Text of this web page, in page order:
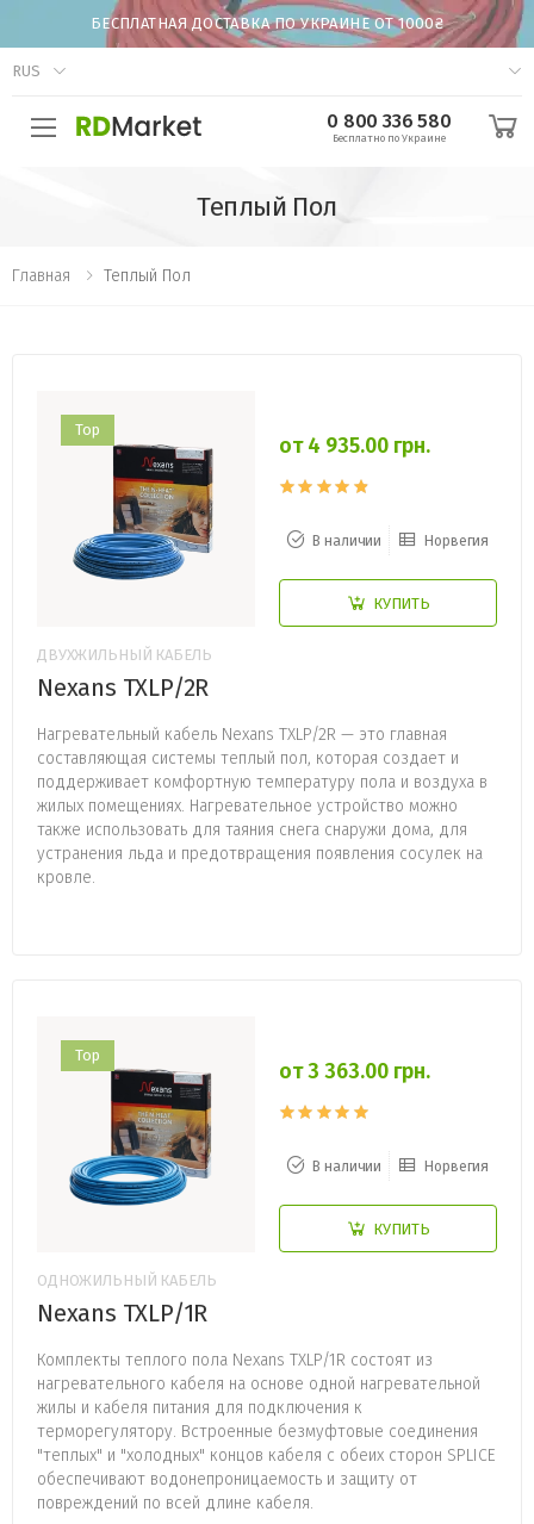
БЕСПЛАТНАЯ ДОСТАВКА ПО УКРАИНЕ ОТ 1000₴
RUS
0 800 336 580
Бесплатно по Украине
Теплый Пол
Главная Теплый Пол
Top
от 4 935.00 грн.
В наличии Норвегия
КУПИТЬ
ДВУХЖИЛЬНЫЙ КАБЕЛЬ
Nexans TXLP/2R
Нагревательный кабель Nexans TXLP/2R — это главная
составляющая системы теплый пол, которая создает и
поддерживает комфортную температуру пола и воздуха в
жилых помещениях. Нагревательное устройство можно
также использовать для таяния снега снаружи дома, для
устранения льда и предотвращения появления сосулек на
кровле.
Top
от 3 363.00 грн.
В наличии Норвегия
КУПИТЬ
ОДНОЖИЛЬНЫЙ КАБЕЛЬ
Nexans TXLP/1R
Комплекты теплого пола Nexans TXLP/1R состоят из
нагревательного кабеля на основе одной нагревательной
жилы и кабеля питания для подключения к
терморегулятору. Встроенные безмуфтовые соединения
"теплых" и "холодных" концов кабеля с обеих сторон SPLICE
обеспечивают водонепроницаемость и защиту от
повреждений по всей длине кабеля.